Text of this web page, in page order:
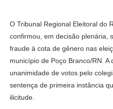
O Tribunal Regional Eleitoral do
confirmou, em decisão plenária,
fraude à cota de gênero nas
município de Poço Branco/RN. A
unanimidade de votos pelo
sentença de primeira instância
ilicitude.